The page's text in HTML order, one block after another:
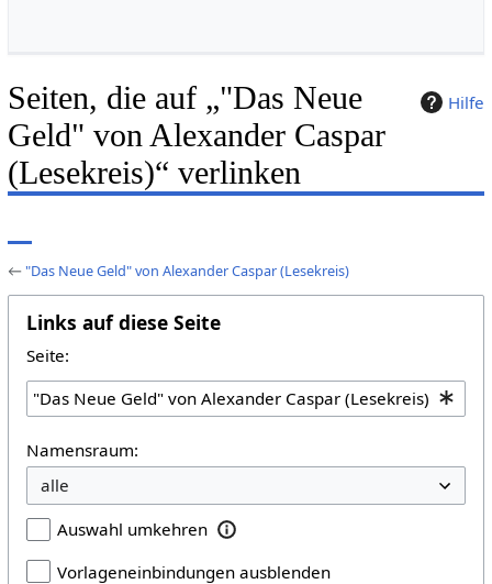
Hilfe
Seiten, die auf „"Das Neue
Geld" von Alexander Caspar
(Lesekreis)“ verlinken
←"Das Neue Geld" von Alexander Caspar (Lesekreis)
Links auf diese Seite
Seite:
Namensraum:
Auswahl umkehren
Vorlageneinbindungen ausblenden